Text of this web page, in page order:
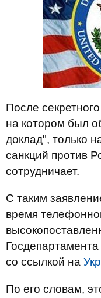
После
на котором был
доклад", только
санкций против
сотрудничает.
С таким
время
со ссылкой на
По его словам,